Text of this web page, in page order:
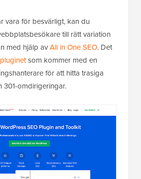
vara för besvärligt, kan du
till rätt variation
med hjälp avAll in One SEO. Det
som kommer med en
för att hitta trasiga
301-omdirigeringar.